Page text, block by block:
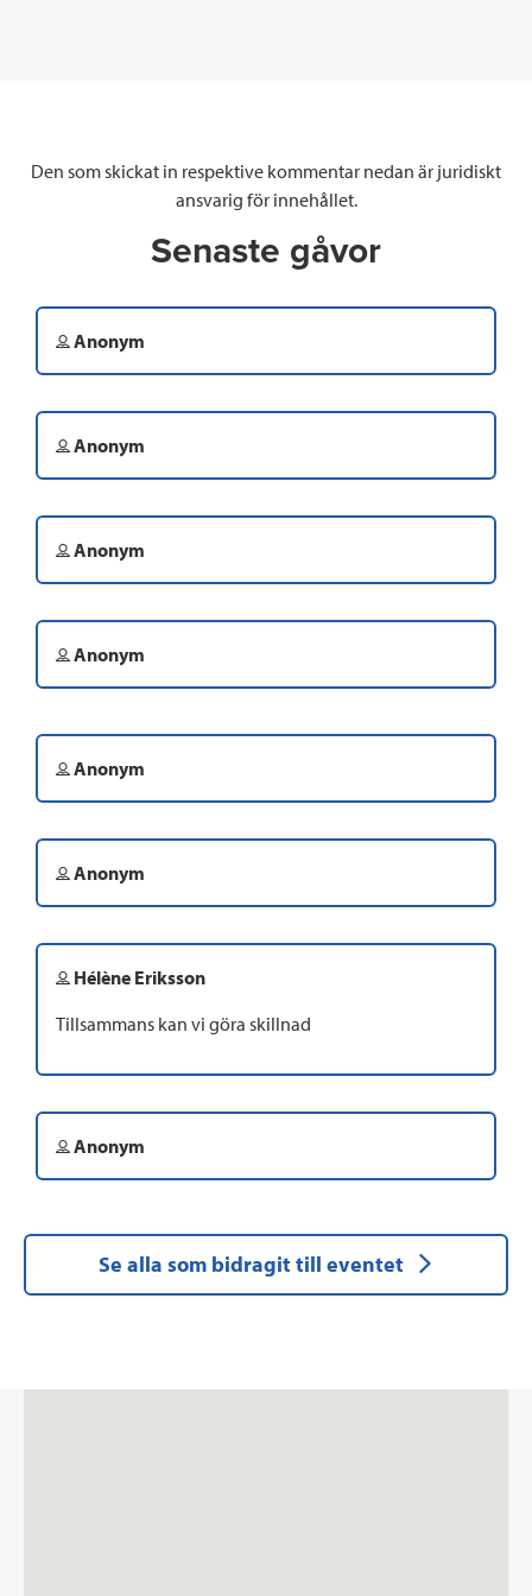
Den som skickat in respektive kommentar nedan är juridiskt
ansvarig för innehållet.
Senaste gåvor
Anonym
Anonym
Anonym
Anonym
Anonym
Anonym
Hélène Eriksson
Tillsammans kan vi göra skillnad
Anonym
Se alla som bidragit till eventet